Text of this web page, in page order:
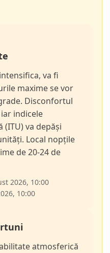
va fi
maxime se vor
Disconfortul
indicele
va depăși
Local nopțile
de 20-24 de
2026, 10:00
10:00
atmosferică